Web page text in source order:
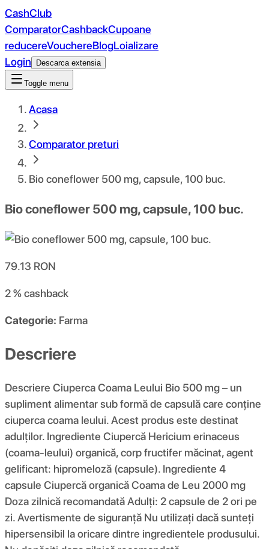
CashClub
ComparatorCashbackCupoane
reducereVouchereBlogLoializare
Login
Descarca extensia
Toggle menu
Acasa
Comparator preturi
Bio coneflower 500 mg, capsule, 100 buc.
Bio coneflower 500 mg, capsule, 100 buc.
79.13 RON
2 %cashback
Categorie: Farma
Descriere
Descriere Ciuperca Coama Leului Bio 500 mg – un
supliment alimentar sub formă de capsulă care conține
ciuperca coama leului. Acest produs este destinat
adulților. Ingrediente Ciupercă Hericium erinaceus
(coama-leului) organică, corp fructifer măcinat, agent
gelificant: hipromeloză (capsule). Ingrediente 4
capsule Ciupercă organică Coama de Leu 2000 mg
Doza zilnică recomandată Adulți: 2 capsule de 2 ori pe
zi. Avertismente de siguranță Nu utilizați dacă sunteți
hipersensibil la oricare dintre ingredientele produsului.